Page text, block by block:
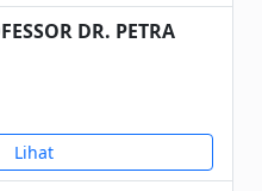
DR. PETRA
Lihat